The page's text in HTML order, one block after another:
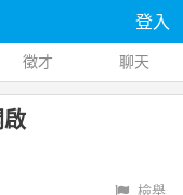
登入
徵才 聊天
檢舉